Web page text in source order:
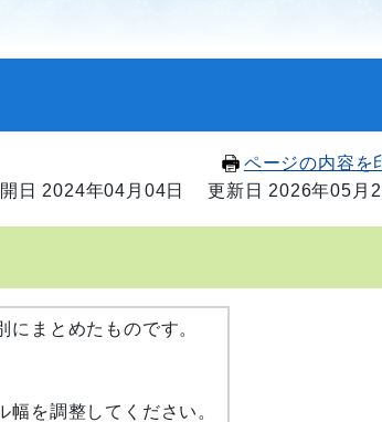
ページの内容を
日 2024年04月04日
更新日 2026年05月
にまとめたものです。
を調整してください。